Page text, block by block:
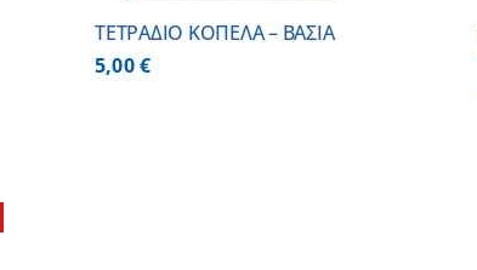
ΤΕΤΡΑΔΙΟ ΚΟΠΕΛΑ – ΒΑΣΙΑ
5,00€